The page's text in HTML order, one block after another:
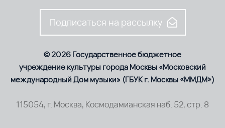
Подписаться на рассылку
© 2026 Государственное бюджетное
учреждение культуры города Москвы «Московский
международный Дом музыки» (ГБУК г. Москвы «ММДМ»)
115054, г. Москва, Космодамианская наб. 52, стр. 8